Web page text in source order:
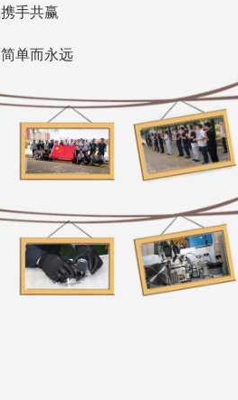
携手共赢
简单而永远